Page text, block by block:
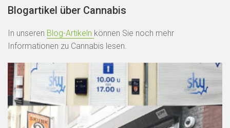
Blogartikel über Cannabis
In unseren Blog-Artikeln können Sie noch mehr
Informationen zu Cannabis lesen.